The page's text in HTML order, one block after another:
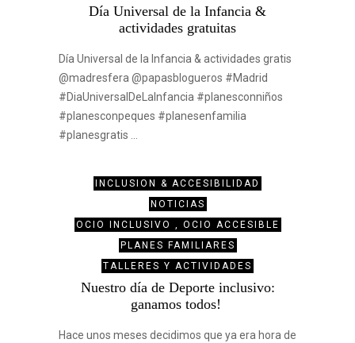
Día Universal de la Infancia &
actividades gratuitas
Día Universal de la Infancia & actividades gratis
@madresfera @papasblogueros #Madrid
#DiaUniversalDeLaInfancia #planesconniños
#planesconpeques #planesenfamilia
#planesgratis …
INCLUSION & ACCESIBILIDAD
NOTICIAS
OCIO INCLUSIVO , OCIO ACCESIBLE
PLANES FAMILIARES
TALLERES Y ACTIVIDADES
Nuestro día de Deporte inclusivo:
ganamos todos!
Hace unos meses decidimos que ya era hora de